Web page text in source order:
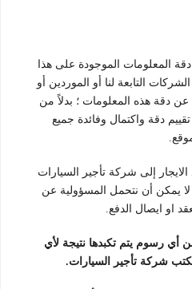
المعلومات الموجودة على هذا
التابعة لنا أو الموردين أو
عن دقة هذه المعلومات ؛ بدلاً من
دقة واكتمال وفائدة جميع
إلى شركة تأجير السيارات
يمكن أن نتحمل المسؤولية عن
او ايصال الدفع.
أي رسوم يتم تكبدها نتيجة لأي
شركة تأجير السيارات.